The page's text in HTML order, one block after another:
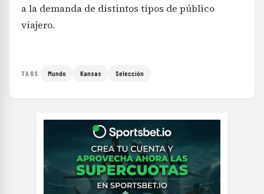
a la demanda de distintos tipos de público
viajero.
TAGS Mundo Kansas Selección